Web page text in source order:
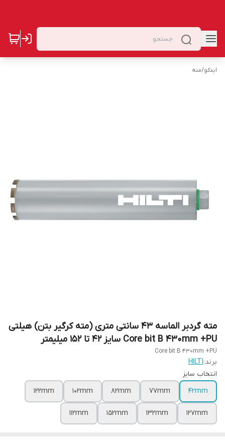
ایدکو/مته
مته گردبر الماسه 43 سانتی متری (مته کرگیر بتن) هیلتی
Core bit B 430mm +PU سایز 42 تا 152 میلیمتر
Core bit B 430mm +PU
برند:HILTI
انتخاب سایز
42mm
77mm
82mm
102mm
122mm
127mm
132mm
152mm
112mm